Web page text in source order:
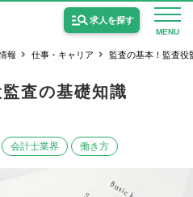
MENU
求人を探す
認会計士の求人
報 仕事・キャリア 監査の基本！監査役
査の基礎知識
会計士業界 働き方